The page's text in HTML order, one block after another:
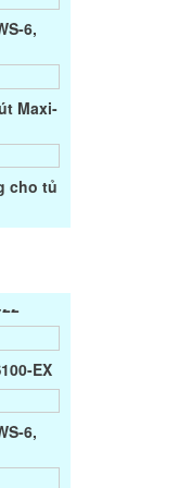
Maxi-
cho tủ
Jipo-
trùng
PHS-
EX
6,
Maxi-